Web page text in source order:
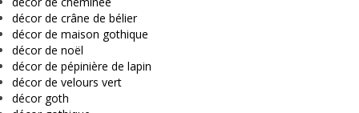
décor de crâne de bélier
décor de maison gothique
décor de noël
décor de pépinière de lapin
décor de velours vert
décor goth